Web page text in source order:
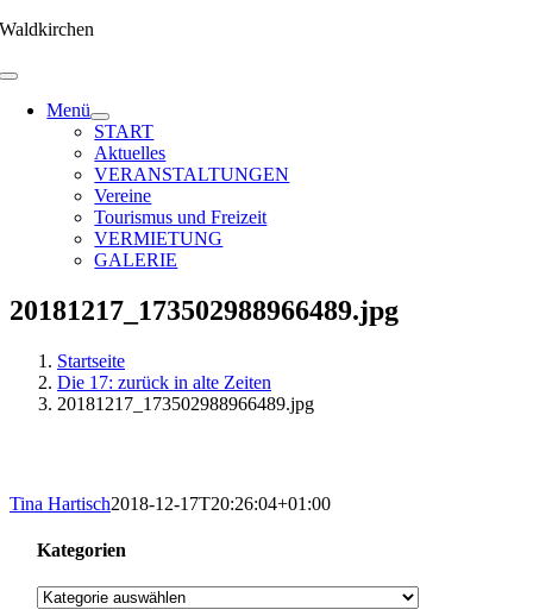
Zum
springen
Waldkirchen
Menü
START
Aktuelles
VERANSTALTUNGEN
Vereine
Tourismus und Freizeit
VERMIETUNG
GALERIE
20181217_173502988966489.jpg
Startseite
Die 17: zurück in alte Zeiten
20181217_173502988966489.jpg
Tina Hartisch2018-12-17T20:26:04+01:00
Kategorien
Kategorien